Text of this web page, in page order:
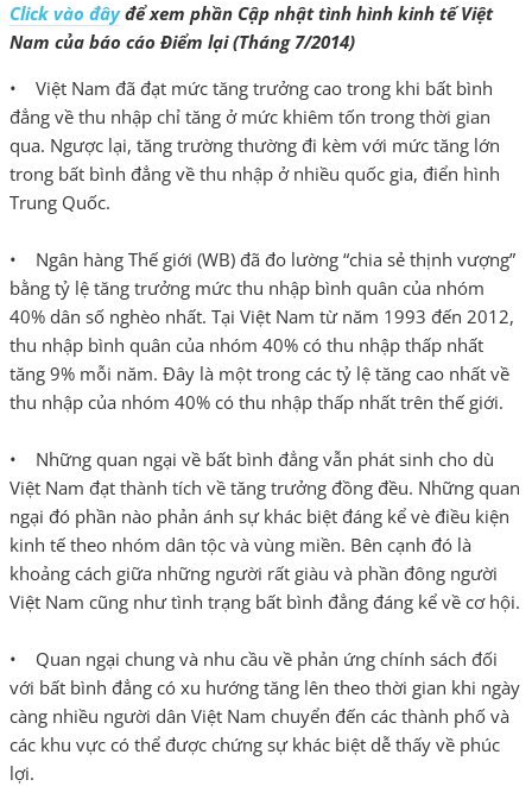
Click vào đâyđể xem phần Cập nhật tình hình kinh tế Việt
Nam của báo cáo Điểm lại (Tháng 7/2014)
• Việt Nam đã đạt mức tăng trưởng cao trong khi bất bình
đẳng về thu nhập chỉ tăng ở mức khiêm tốn trong thời gian
qua. Ngược lại, tăng trường thường đi kèm với mức tăng lớn
trong bất bình đẳng về thu nhập ở nhiều quốc gia, điển hình
Trung Quốc.
• Ngân hàng Thế giới (WB) đã đo lường “chia sẻ thịnh vượng”
bằng tỷ lệ tăng trưởng mức thu nhập bình quân của nhóm
40% dân số nghèo nhất. Tại Việt Nam từ năm 1993 đến 2012,
thu nhập bình quân của nhóm 40% có thu nhập thấp nhất
tăng 9% mỗi năm. Đây là một trong các tỷ lệ tăng cao nhất về
thu nhập của nhóm 40% có thu nhập thấp nhất trên thế giới.
• Những quan ngại về bất bình đẳng vẫn phát sinh cho dù
Việt Nam đạt thành tích về tăng trưởng đồng đều. Những quan
ngại đó phần nào phản ánh sự khác biệt đáng kể vè điều kiện
kinh tế theo nhóm dân tộc và vùng miền. Bên cạnh đó là
khoảng cách giữa những người rất giàu và phần đông người
Việt Nam cũng như tình trạng bất bình đẳng đáng kể về cơ hội.
• Quan ngại chung và nhu cầu về phản ứng chính sách đối
với bất bình đẳng có xu hướng tăng lên theo thời gian khi ngày
càng nhiều người dân Việt Nam chuyển đến các thành phố và
các khu vực có thể được chứng sự khác biệt dễ thấy về phúc
lợi.